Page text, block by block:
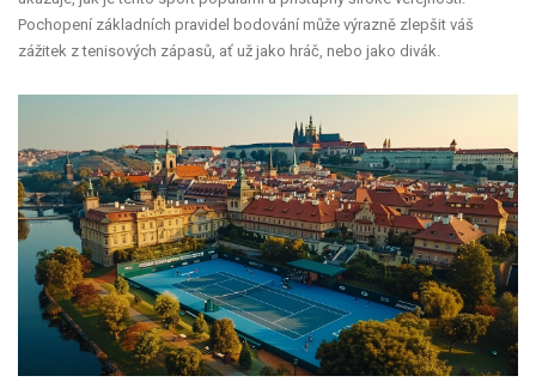
Pochopení základních pravidel bodování může výrazně zlepšit váš
zážitek z tenisových zápasů, ať už jako hráč, nebo jako divák.